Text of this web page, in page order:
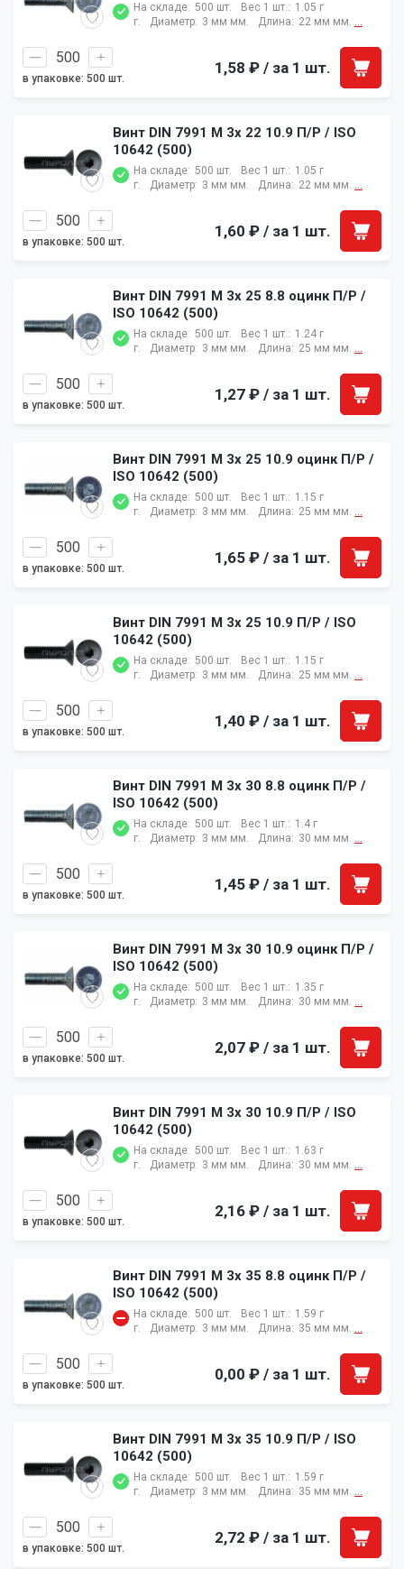
На складе: 500 шт. Вес 1 шт.: 1.05 г
г.
Диаметр: 3 мм мм. Длина: 22 мм мм. ...
в упаковке: 500 шт.
1,58 ₽ / за 1 шт.
Винт DIN 7991 M 3x 22 10.9 П/Р / ISO
10642 (500)
На складе: 500 шт. Вес 1 шт.: 1.05 г
г.
Диаметр: 3 мм мм. Длина: 22 мм мм. ...
в упаковке: 500 шт.
1,60 ₽ / за 1 шт.
Винт DIN 7991 M 3x 25 8.8 оцинк П/Р /
ISO 10642 (500)
На складе: 500 шт. Вес 1 шт.: 1.24 г
г.
Диаметр: 3 мм мм. Длина: 25 мм мм. ...
в упаковке: 500 шт.
1,27 ₽ / за 1 шт.
Винт DIN 7991 M 3x 25 10.9 оцинк П/Р /
ISO 10642 (500)
На складе: 500 шт. Вес 1 шт.: 1.15 г
г.
Диаметр: 3 мм мм. Длина: 25 мм мм. ...
в упаковке: 500 шт.
1,65 ₽ / за 1 шт.
Винт DIN 7991 M 3x 25 10.9 П/Р / ISO
10642 (500)
На складе: 500 шт. Вес 1 шт.: 1.15 г
г.
Диаметр: 3 мм мм. Длина: 25 мм мм. ...
в упаковке: 500 шт.
1,40 ₽ / за 1 шт.
Винт DIN 7991 M 3x 30 8.8 оцинк П/Р /
ISO 10642 (500)
На складе: 500 шт. Вес 1 шт.: 1.4 г
г.
Диаметр: 3 мм мм. Длина: 30 мм мм. ...
в упаковке: 500 шт.
1,45 ₽ / за 1 шт.
Винт DIN 7991 M 3x 30 10.9 оцинк П/Р /
ISO 10642 (500)
На складе: 500 шт. Вес 1 шт.: 1.35 г
г.
Диаметр: 3 мм мм. Длина: 30 мм мм. ...
в упаковке: 500 шт.
2,07 ₽ / за 1 шт.
Винт DIN 7991 M 3x 30 10.9 П/Р / ISO
10642 (500)
На складе: 500 шт. Вес 1 шт.: 1.63 г
г.
Диаметр: 3 мм мм. Длина: 30 мм мм. ...
в упаковке: 500 шт.
2,16 ₽ / за 1 шт.
Винт DIN 7991 M 3x 35 8.8 оцинк П/Р /
ISO 10642 (500)
На складе: 500 шт. Вес 1 шт.: 1.59 г
г.
Диаметр: 3 мм мм. Длина: 35 мм мм. ...
в упаковке: 500 шт.
0,00 ₽ / за 1 шт.
Винт DIN 7991 M 3x 35 10.9 П/Р / ISO
10642 (500)
На складе: 500 шт. Вес 1 шт.: 1.59 г
г.
Диаметр: 3 мм мм. Длина: 35 мм мм. ...
в упаковке: 500 шт.
2,72 ₽ / за 1 шт.